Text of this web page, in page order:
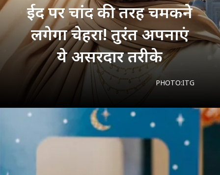
ईद पर चांद की तरह चमकने
लगेगा चेहरा! तुरंत अपनाएं
ये असरदार तरीके